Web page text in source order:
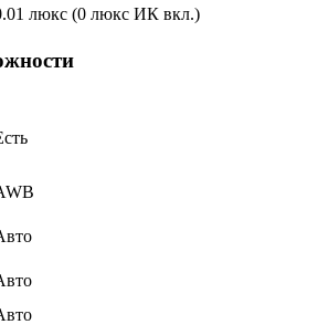
люкс (0 люкс ИК вкл.)